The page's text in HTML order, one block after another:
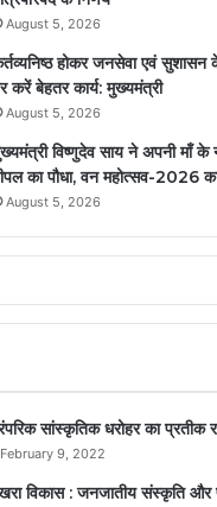
August 5, 2026
होकर जनसेवा एवं सुशासन
करें बेहतर कार्य: मुख्यमंत्री
August 5, 2026
विष्णुदेव साय ने अपनी माँ के
का पौधा, वन महोत्सव-2026
August 5, 2026
सांस्कृतिक धरोहर का प्रतीक
February 9, 2022
विकास : जनजातीय संस्कृति और